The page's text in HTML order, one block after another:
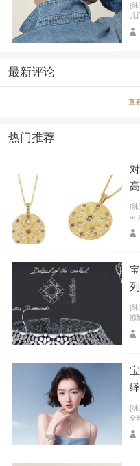
性的优选，那么全新碟
为年轻化。系列在经典
学元素，比如纤薄表壳
侧用钻石呈现迷人曲线
叠构成精致又独特的花
造，花蕊镶有一颗钻石
也提供了更多选择。
Chanel 香奈
Chanel香奈儿的J12相
款黑色高科技精密陶瓷
[珠
儿
最新评论
查
热门推荐
[珠
an
[珠
惊
片
[珠
全